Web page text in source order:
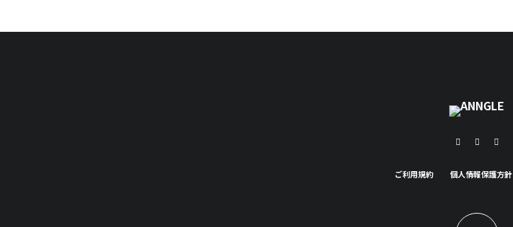
ご利用規約 個人情報保護方針